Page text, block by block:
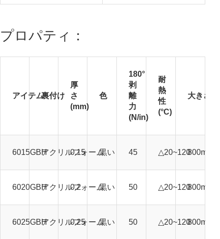
プロパティ：
アイテム裏付け
厚
さ
(mm)
色
180°
剥
離
力
(N/in)
耐
熱
性
(°C)
大きさ
6015GBHアクリルフォーム
0.15 黒い 45 △20~120
6020GBHアクリルフォーム
0.2 黒い 50 △20~120
6025GBHアクリルフォーム
0.25 黒い 50 △20~120